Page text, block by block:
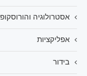
אסטרולוגיה והורוסקופ
אפליקציות
בידור